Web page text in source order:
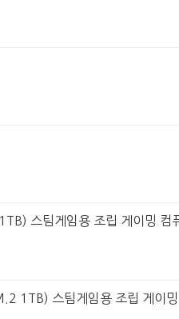
스팀게임용 조립 게이밍
1TB) 스팀게임용 조립 게이